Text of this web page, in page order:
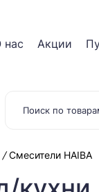
нас Акции
Смесители HAIBA